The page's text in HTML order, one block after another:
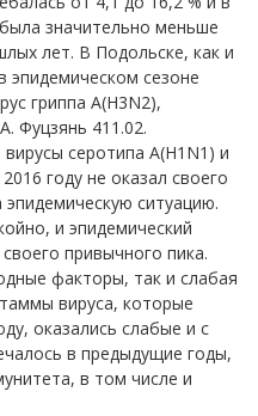
значительно меньше
лет. В Подольске, как и
эпидемическом сезоне
гриппа А(H3N2),
Фуцзянь 411.02.
серотипа А(H1N1) и
году не оказал своего
ситуацию.
и эпидемический
привычного пика.
факторы, так и слабая
вируса, которые
оказались слабые и с
в предыдущие годы,
в том числе и